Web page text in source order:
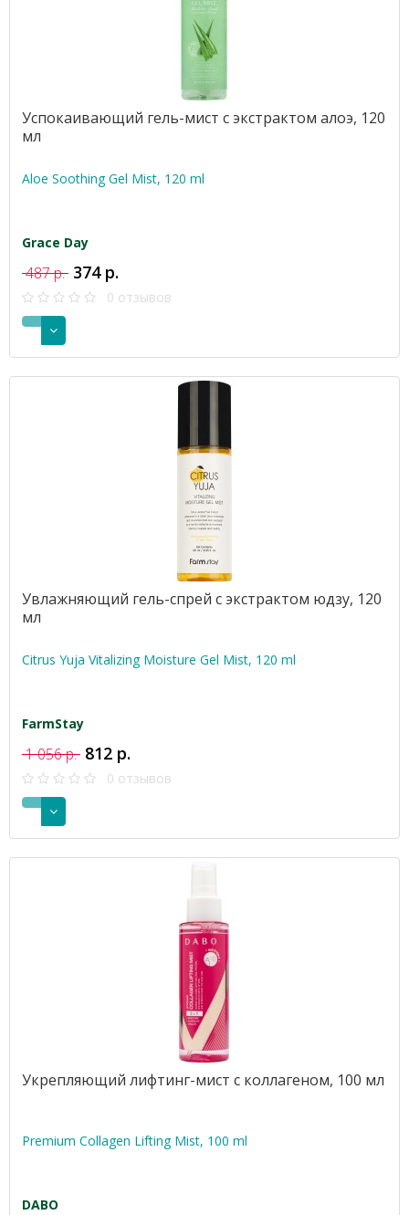
Успокаивающий гель-мист с экстрактом алоэ, 120
мл
Aloe Soothing Gel Mist, 120 ml
Grace Day
487 р. 374 р.
0 отзывов
Увлажняющий гель-спрей с экстрактом юдзу, 120
мл
Citrus Yuja Vitalizing Moisture Gel Mist, 120 ml
FarmStay
1 056 р. 812 р.
0 отзывов
Укрепляющий лифтинг-мист с коллагеном, 100 мл
Premium Collagen Lifting Mist, 100 ml
DABO